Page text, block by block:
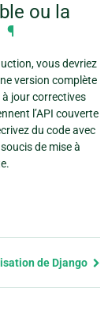
ou la
¶
vous devriez
version complète
jour correctives
l’API couverte
du code avec
de mise à
de Django